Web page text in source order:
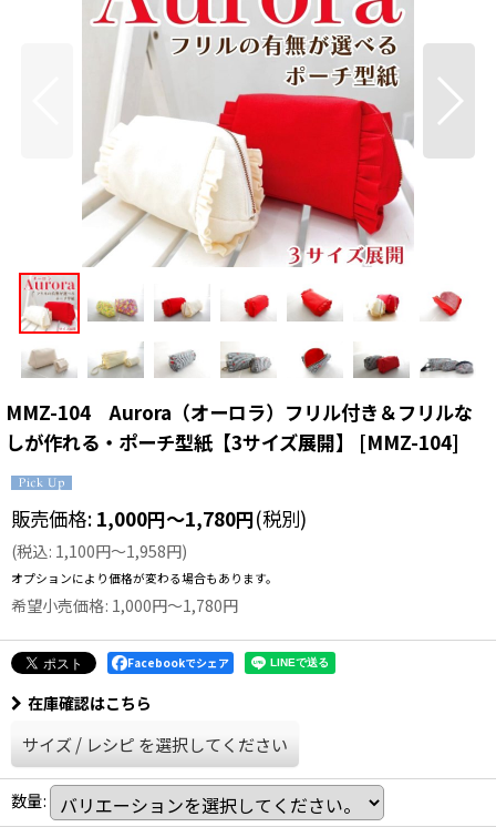
MMZ-104 Aurora（オーロラ）フリル付き＆フリルな
しが作れる・ポーチ型紙【3サイズ展開】
[MMZ-104]
販売価格: 1,000円～1,780円(税別)
(税込: 1,100円～1,958円)
オプションにより価格が変わる場合もあります。
希望小売価格: 1,000円～1,780円
Facebookでシェア
在庫確認はこちら
サイズ/ レシピ を選択してください
数量: